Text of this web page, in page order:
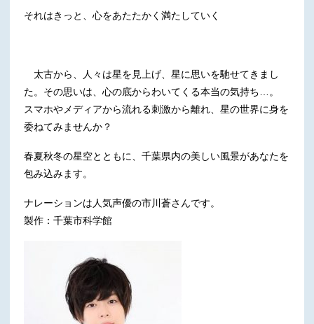
それはきっと、心をあたたかく満たしていく
太古から、人々は星を見上げ、星に思いを馳せてきまし
た。その思いは、心の底からわいてくる本当の気持ち…。
スマホやメディアから流れる刺激から離れ、星の世界に身を
委ねてみませんか？
春夏秋冬の星空とともに、千葉県内の美しい風景があなたを
包み込みます。
ナレーションは人気声優の市川蒼さんです。
製作：千葉市科学館